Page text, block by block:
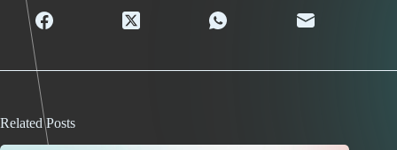
Related Posts